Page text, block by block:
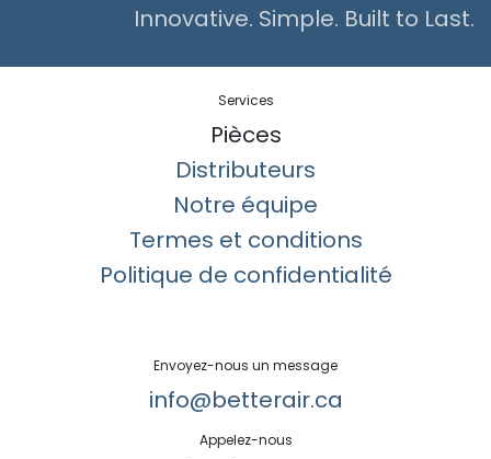
Innovative. Simple. Built to Last.
Services
Pièces
Distributeurs
Notre équipe
Termes et conditions
Politique de confidentialité
Envoyez-nous un message
info@betterair.ca
Appelez-nous